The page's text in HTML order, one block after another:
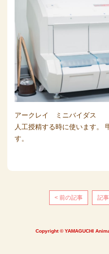
アークレイ ミニバイダス
人工授精する時に使います。
す。
< 前の記事 記
Copyright © YAMAGUCHI